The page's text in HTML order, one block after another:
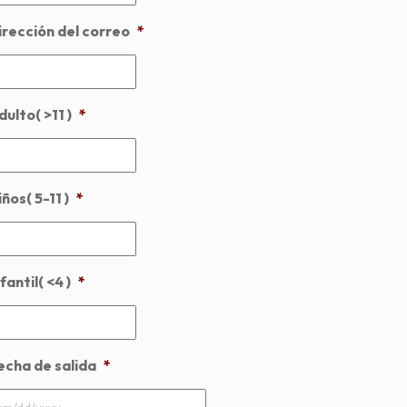
del correo *
>11 ) *
5-11 ) *
<4 ) *
de salida *